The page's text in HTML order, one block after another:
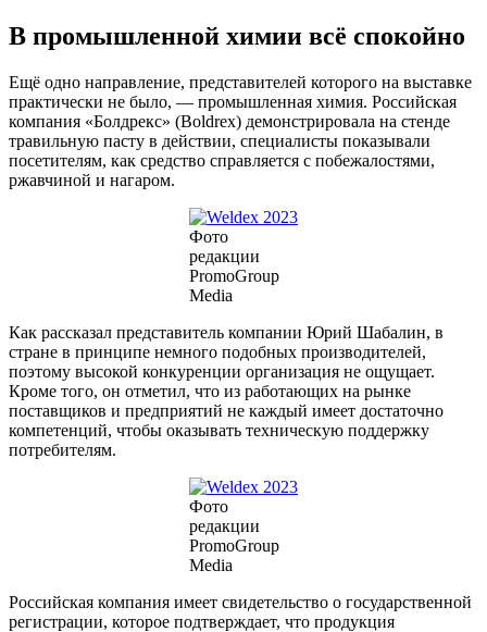
В промышленной химии всё спокойно
Ещё одно направление, представителей которого на выставке
практически не было, — промышленная химия. Российская
компания «Болдрекс» (Boldrex) демонстрировала на стенде
травильную пасту в действии, специалисты показывали
посетителям, как средство справляется с побежалостями,
ржавчиной и нагаром.
Фото
редакции
PromoGroup
Media
Как рассказал представитель компании Юрий Шабалин, в
стране в принципе немного подобных производителей,
поэтому высокой конкуренции организация не ощущает.
Кроме того, он отметил, что из работающих на рынке
поставщиков и предприятий не каждый имеет достаточно
компетенций, чтобы оказывать техническую поддержку
потребителям.
Фото
редакции
PromoGroup
Media
Российская компания имеет свидетельство о государственной
регистрации, которое подтверждает, что продукция